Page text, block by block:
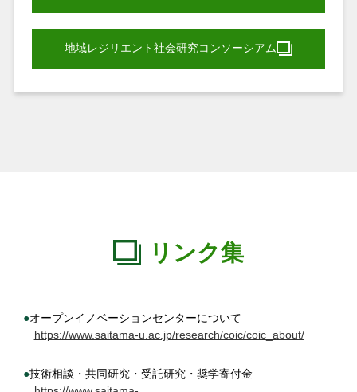
地域レジリエント社会研究コンソーシアム
リンク集
●オープンイノベーションセンターについて
https://www.saitama-u.ac.jp/research/coic/coic_about/
●技術相談・共同研究・受託研究・奨学寄付金